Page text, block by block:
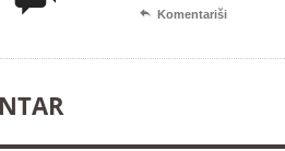
 Komentariši